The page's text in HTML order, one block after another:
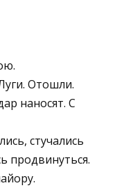
Отошли.
наносят. С
стучались
продвинуться.